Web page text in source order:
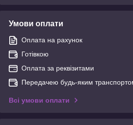
Умови оплати
Оплата на рахунок
Готівкою
Оплата за реквізитами
Передачею будь-яким
Всі умови оплати